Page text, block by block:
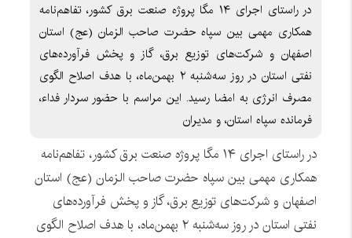
در راستای اجرای ۱۴ مگا پروژه صنعت برق کشور، تفاهم‌نامه
همکاری مهمی بین سپاه حضرت صاحب الزمان (عج) استان
اصفهان و شرکت‌های توزیع برق، گاز و پخش فرآورده‌های
نفتی استان در روز سه‌شنبه ۲ بهمن‌ماه، با هدف اصلاح الگوی
مصرف انرژی به امضا رسید. این مراسم با حضور سردار فداء،
فرمانده سپاه استان، و مدیران
در راستای اجرای ۱۴ مگا پروژه صنعت برق کشور، تفاهم‌نامه
همکاری مهمی بین سپاه حضرت صاحب الزمان (عج) استان
اصفهان و شرکت‌های توزیع برق، گاز و پخش فرآورده‌های
نفتی استان در روز سه‌شنبه ۲ بهمن‌ماه، با هدف اصلاح الگوی